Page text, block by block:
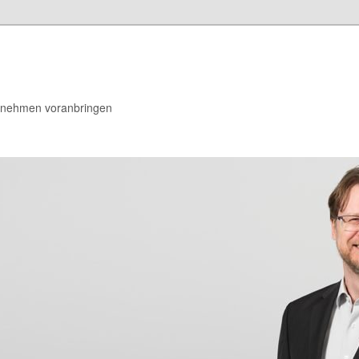
voranbringen